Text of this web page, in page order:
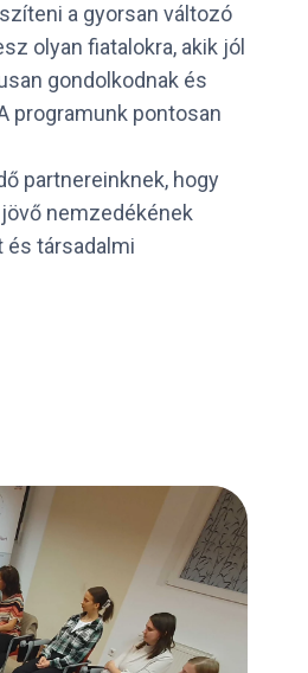
a gyorsan változó
olyan fiatalokra, akik jól
gondolkodnak és
programunk pontosan
partnereinknek, hogy
nemzedékének
és társadalmi